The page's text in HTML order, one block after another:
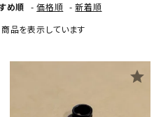
め順 -価格順 -新着順
品を表示しています
star